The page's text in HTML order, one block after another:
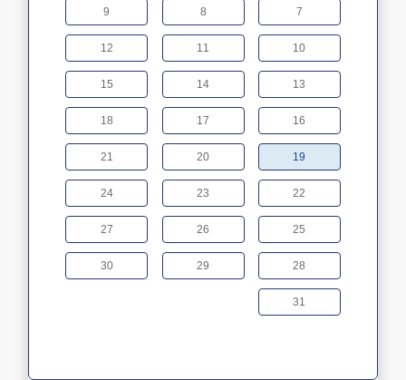
7
8
9
10
11
12
13
14
15
16
17
18
19
20
21
22
23
24
25
26
27
28
29
30
31